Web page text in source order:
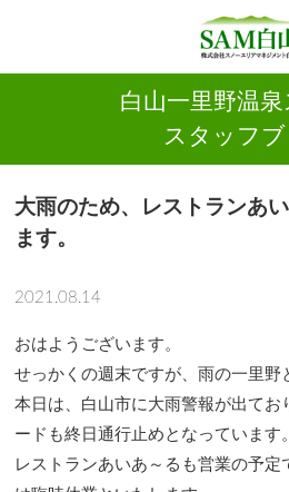
白山一里野温
スタッフ
大雨のため、レストランあ
ます。
2021.08.14
おはようございます。
せっかくの週末ですが、雨の一里野
本日は、白山市に大雨警報が出てお
ードも終日通行止めとなっています。
レストランあいあ～るも営業の予定